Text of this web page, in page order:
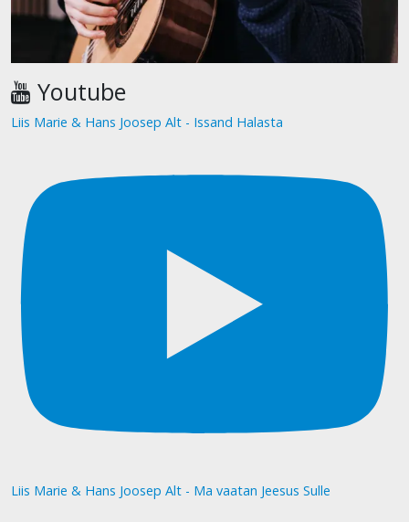
Youtube
Liis Marie & Hans Joosep Alt - Issand Halasta
Liis Marie & Hans Joosep Alt - Ma vaatan Jeesus Sulle